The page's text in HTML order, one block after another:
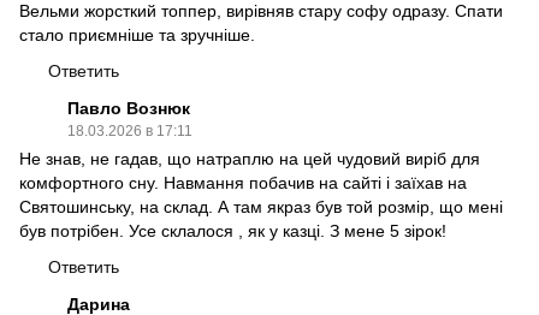
Вельми жорсткий топпер, вирівняв стару софу одразу. Спати
стало приємніше та зручніше.
Ответить
Павло Вознюк
18.03.2026 в 17:11
Не знав, не гадав, що натраплю на цей чудовий виріб для
комфортного сну. Навмання побачив на сайті і заїхав на
Святошинську, на склад. А там якраз був той розмір, що мені
був потрібен. Усе склалося , як у казці. З мене 5 зірок!
Ответить
Дарина